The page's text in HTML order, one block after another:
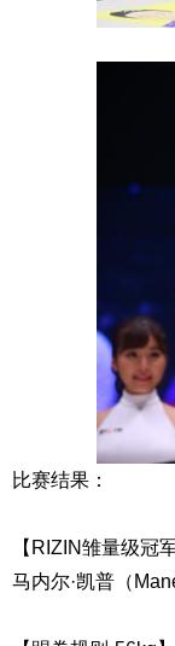
比赛结果：
【RIZIN雏量级冠
马内尔·凯普（